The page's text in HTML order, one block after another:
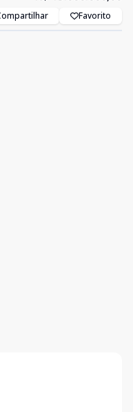
Favorito